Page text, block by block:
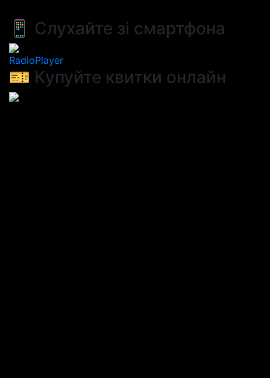
📱 Слухайте зі смартфона
RadioPlayer
🎫 Купуйте квитки онлайн